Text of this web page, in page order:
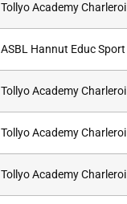
Tollyo Academy Charleroi
ASBL Hannut Educ Sport
Tollyo Academy Charleroi
Tollyo Academy Charleroi
Tollyo Academy Charleroi